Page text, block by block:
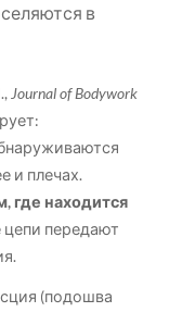
в
Journal of Bodywork
и плечах.
где находится
цепи передают
(подошва